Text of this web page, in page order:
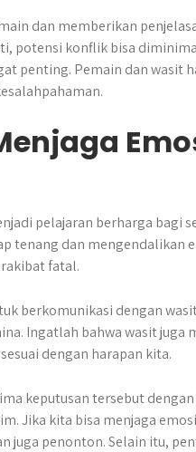
dan memberikan
potensi konflik bisa
penting. Pemain dan wasit
pelajaran berharga bagi
tenang dan mengendalikan
fatal.
berkomunikasi dengan
Ingatlah bahwa wasit juga
dengan harapan kita.
keputusan tersebut
Jika kita bisa menjaga
juga penonton. Selain itu,